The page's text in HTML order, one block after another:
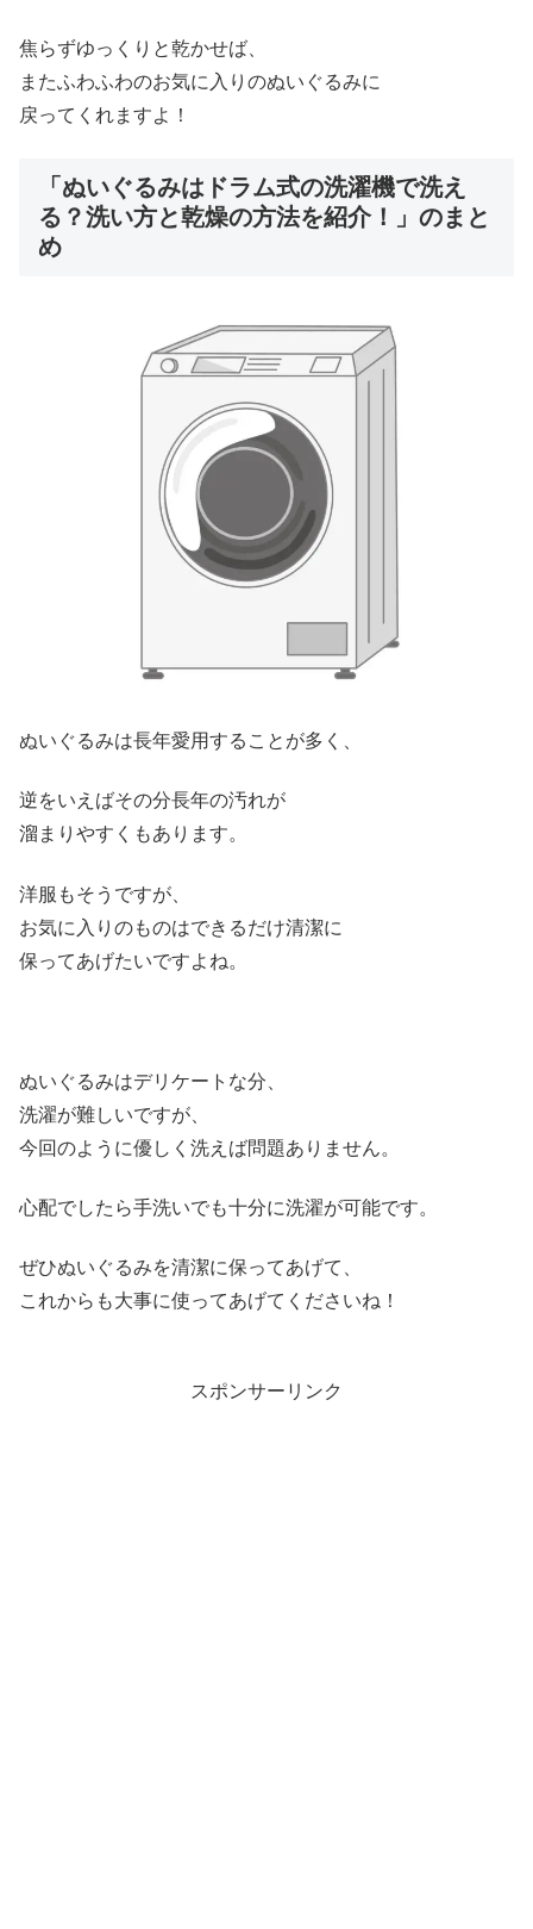
焦らずゆっくりと乾かせば、
またふわふわのお気に入りのぬいぐるみに
戻ってくれますよ！
「ぬいぐるみはドラム式の洗濯機で洗え
る？洗い方と乾燥の方法を紹介！」のまと
め
ぬいぐるみは長年愛用することが多く、
逆をいえばその分長年の汚れが
溜まりやすくもあります。
洋服もそうですが、
お気に入りのものはできるだけ清潔に
保ってあげたいですよね。
ぬいぐるみはデリケートな分、
洗濯が難しいですが、
今回のように優しく洗えば問題ありません。
心配でしたら手洗いでも十分に洗濯が可能です。
ぜひぬいぐるみを清潔に保ってあげて、
これからも大事に使ってあげてくださいね！
スポンサーリンク